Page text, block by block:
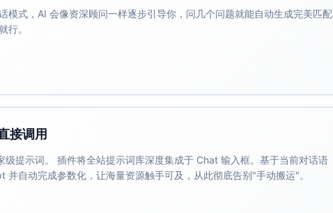
冲刺”（统一沟通窗口）
预先由助理准备通话Brief与材料）
化发送
回复关键邮件
2
指标定义、数据联通、可视化审阅）
更新、Investor Notes整理、下周Roadshow排期）
口”（会议集中化）
模式，AI 会像资深顾问一样逐步引导你，问几个问题就能自动生成完美匹配
行。
接调用
提示词。 插件将全站提示词库深度集成于 Chat 输入框。基于当前对话语
自动完成参数化，让海量资源触手可及，从此彻底告别"手动搬运"。